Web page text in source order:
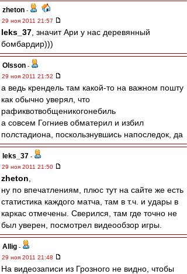
zheton -
29 ноя 2011 21:57
leks_37 , значит Ари у нас деревянный
бомбардир)))
Olsson -
29 ноя 2011 21:52
а ведь крендель там какой-то на важном пошту
как обычно уверял, что
рафиквотвобщеникогонебиль
а совсем Гогниев обматерил и избил
полстадиона, поскользнувшись напоследок, да
leks_37 -
29 ноя 2011 21:50
zheton
ну по впечатлениям, плюс тут на сайте же есть
статистика каждого матча, там в т.ч. и удары в
каркас отмечены. Сверился, там где точно не
был уверен, посмотрел видеообзор игры.
Allig -
29 ноя 2011 21:48
На видеозаписи из Грозного не видно, чтобы